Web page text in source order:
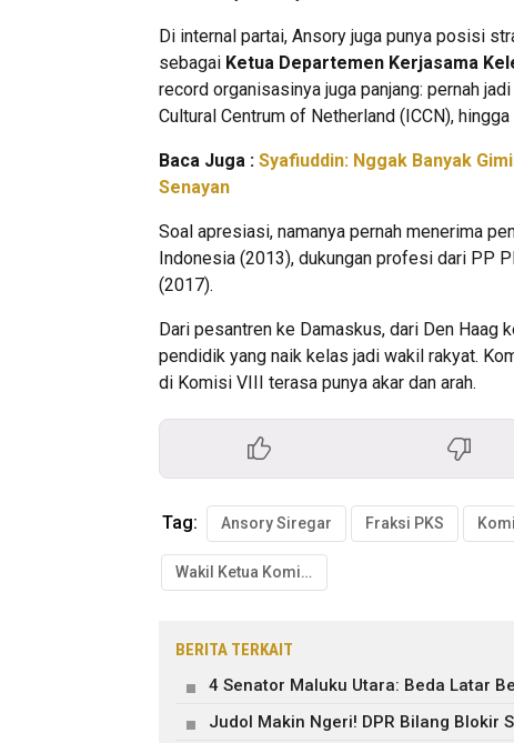
Di internal partai, Ansory juga punya posisi
sebagai Ketua Departemen Kerjasama
record organisasinya juga panjang: pernah jadi
Cultural Centrum of Netherland (ICCN),
Baca Juga : Syafiuddin: Nggak Banyak
Senayan
Soal apresiasi, namanya pernah menerima
Indonesia (2013), dukungan profesi dari PP
(2017).
Dari pesantren ke Damaskus, dari Den
pendidik yang naik kelas jadi wakil rakyat.
di Komisi VIII terasa punya akar dan arah.
Tag: Ansory Siregar Fraksi PKS
Wakil Ketua Komisi VIII DPR RI
BERITA TERKAIT
4 Senator Maluku Utara: Beda Latar
Judol Makin Ngeri! DPR Bilang Blokir